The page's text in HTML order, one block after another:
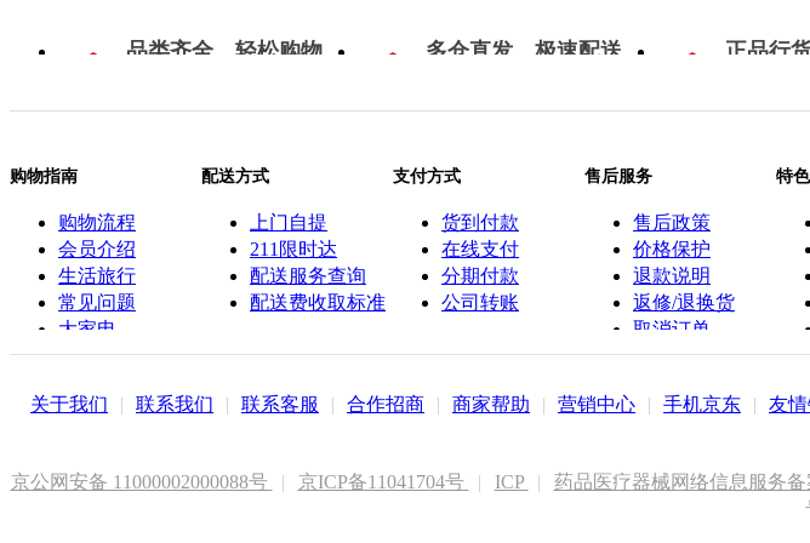
品类齐全，轻松购物 多仓直发，极速配送 正品行
购物指南
购物流程
会员介绍
生活旅行
常见问题
大家电
联系客服
配送方式
上门自提
211限时达
配送服务查询
配送费收取标准
支付方式
货到付款
在线支付
分期付款
公司转账
售后服务
售后政策
价格保护
退款说明
返修/退换货
取消订单
特
关于我们 | 联系我们 | 联系客服 | 合作招商 | 商家帮助 | 营销中心 | 手机京东 | 友
京公网安备 11000002000088号 | 京ICP备11041704号 | ICP | 药品医疗器械网络信息服务备